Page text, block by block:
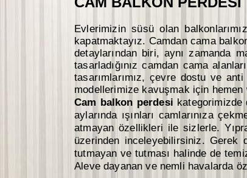
Evlerimizin süsü olan
kapatmaktayız. Camdan cama
detaylarından biri, aynı zamanda
tasarladığınız camdan cama
tasarımlarımız, çevre dostu ve
modellerimize kavuşmak için
Cam balkon perdesi kategorimizde
aylarında ışınları camlarınıza
atmayan özellikleri ile sizlerle.
üzerinden inceleyebilirsiniz. Gerek
tutmayan ve tutması halinde de
Aleve dayanan ve nemli havalarda